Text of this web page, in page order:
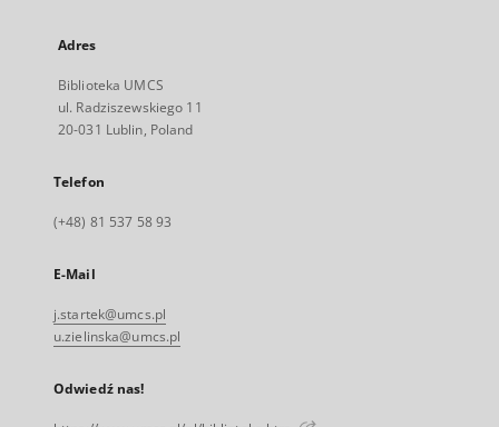
Adres
Biblioteka UMCS
ul. Radziszewskiego 11
20-031 Lublin, Poland
Telefon
(+48) 81 537 58 93
E-Mail
j.startek@umcs.pl
u.zielinska@umcs.pl
Odwiedź nas!